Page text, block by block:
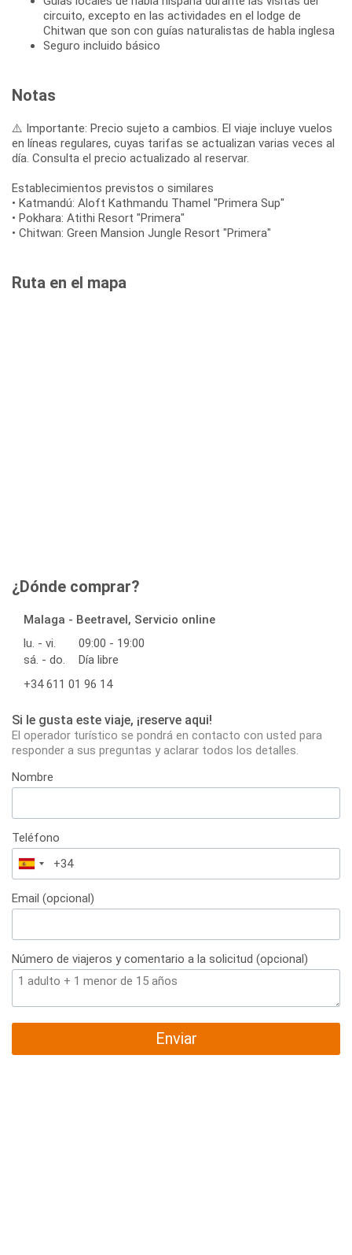
circuito, excepto en las actividades en el lodge de
Chitwan que son con guías naturalistas de habla inglesa
Seguro incluido básico
Notas
⚠️ Importante: Precio sujeto a cambios. El viaje incluye vuelos
en líneas regulares, cuyas tarifas se actualizan varias veces al
día. Consulta el precio actualizado al reservar.
Establecimientos previstos o similares
• Katmandú: Aloft Kathmandu Thamel "Primera Sup"
• Pokhara: Atithi Resort "Primera"
• Chitwan: Green Mansion Jungle Resort "Primera"
Ruta en el mapa
¿Dónde comprar?
Malaga - Beetravel, Servicio online
lu. - vi.
09:00 - 19:00
sá. - do.
Día libre
+34 611 01 96 14
Si le gusta este viaje, ¡reserve aqui!
El operador turístico se pondrá en contacto con usted para
responder a sus preguntas y aclarar todos los detalles.
Nombre
Teléfono
España
+34
Email (opcional)
Número de viajeros y comentario a la solicitud (opcional)
Enviar